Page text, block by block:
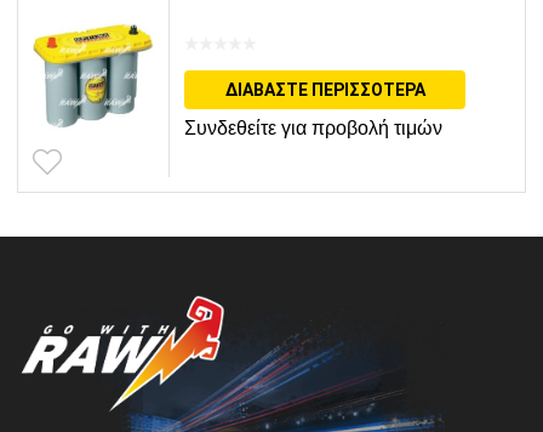
ΔΙΑΒΆΣΤΕ ΠΕΡΙΣΣΌΤΕΡΑ
Συνδεθείτε για προβολή τιμών